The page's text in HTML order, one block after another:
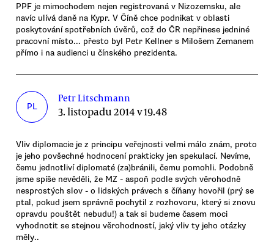
PPF je mimochodem nejen registrovaná v Nizozemsku, ale
navíc ulívá daně na Kypr. V Číně chce podnikat v oblasti
poskytování spotřebních úvěrů, což do ČR nepřinese jedniné
pracovní místo... přesto byl Petr Kellner s Milošem Zemanem
přímo i na audienci u čínského prezidenta.
PL
Petr Litschmann
3. listopadu 2014 v 19.48
Vliv diplomacie je z principu veřejnosti velmi málo znám, proto
je jeho povšechné hodnocení prakticky jen spekulací. Nevíme,
čemu jednotliví diplomaté (za)bránili, čemu pomohli. Podobně
jsme spíše nevěděli, že MZ - aspoň podle svých věrohodně
nesprostých slov - o lidských právech s číňany hovořil (prý se
ptal, pokud jsem správně pochytil z rozhovoru, který si znovu
opravdu pouštět nebudu!) a tak si budeme časem moci
vyhodnotit se stejnou věrohodností, jaký vliv ty jeho otázky
měly..